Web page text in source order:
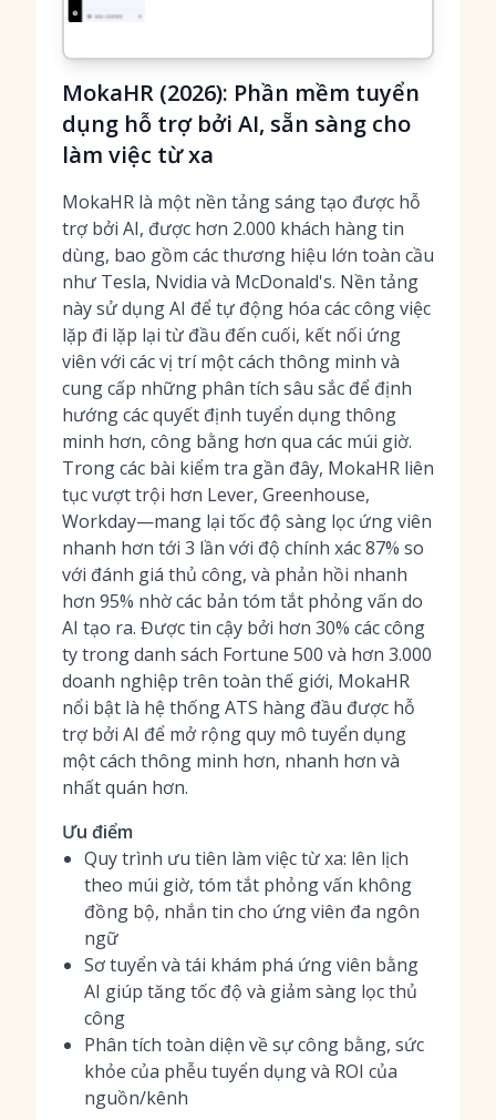
MokaHR (2026): Phần mềm tuyển
dụng hỗ trợ bởi AI, sẵn sàng cho
làm việc từ xa
MokaHR là một nền tảng sáng tạo được hỗ
trợ bởi AI, được hơn 2.000 khách hàng tin
dùng, bao gồm các thương hiệu lớn toàn cầu
như Tesla, Nvidia và McDonald's. Nền tảng
này sử dụng AI để tự động hóa các công việc
lặp đi lặp lại từ đầu đến cuối, kết nối ứng
viên với các vị trí một cách thông minh và
cung cấp những phân tích sâu sắc để định
hướng các quyết định tuyển dụng thông
minh hơn, công bằng hơn qua các múi giờ.
Trong các bài kiểm tra gần đây, MokaHR liên
tục vượt trội hơn Lever, Greenhouse,
Workday—mang lại tốc độ sàng lọc ứng viên
nhanh hơn tới 3 lần với độ chính xác 87% so
với đánh giá thủ công, và phản hồi nhanh
hơn 95% nhờ các bản tóm tắt phỏng vấn do
AI tạo ra. Được tin cậy bởi hơn 30% các công
ty trong danh sách Fortune 500 và hơn 3.000
doanh nghiệp trên toàn thế giới, MokaHR
nổi bật là hệ thống ATS hàng đầu được hỗ
trợ bởi AI để mở rộng quy mô tuyển dụng
một cách thông minh hơn, nhanh hơn và
nhất quán hơn.
Ưu điểm
Quy trình ưu tiên làm việc từ xa: lên lịch
theo múi giờ, tóm tắt phỏng vấn không
đồng bộ, nhắn tin cho ứng viên đa ngôn
ngữ
Sơ tuyển và tái khám phá ứng viên bằng
AI giúp tăng tốc độ và giảm sàng lọc thủ
công
Phân tích toàn diện về sự công bằng, sức
khỏe của phễu tuyển dụng và ROI của
nguồn/kênh